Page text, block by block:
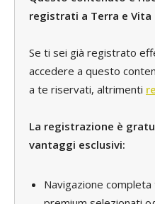
registrati a Terra e Vita
Se ti sei già registrato
accedere a questo
a te riservati, altrimenti
La registrazione è
vantaggi esclusivi:
Navigazione